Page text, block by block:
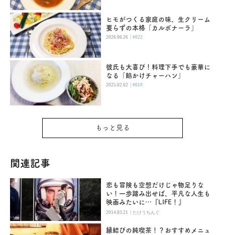
ヒモがつくる家庭の味、生クリーム
要らずの本格「カルボナーラ」
2026.06.26 |#022
彼氏も大喜び！料理下手でも豪華に
なる「餡かけチャーハン」
2025.02.02 |#019
もっと見る
関連記事
恋も冒険も空想だけじゃ物足りな
い！一歩踏み出せば、平凡な人生も
映画みたいに…『LIFE！』
2014.03.21 | たけうちんぐ
縁結びの純喫茶！？おすすめメニュ